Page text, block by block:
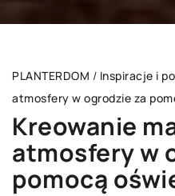
PLANTERDOM / Inspiracje i
atmosfery w ogrodzie za
Kreowanie
atmosfery w
pomocą